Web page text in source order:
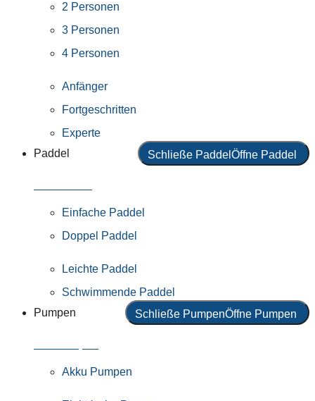
2 Personen
3 Personen
4 Personen
Anfänger
Fortgeschritten
Experte
Paddel
Schließe Paddel Öffne Paddel
Einfache Paddel
Doppel Paddel
Leichte Paddel
Schwimmende Paddel
Pumpen
Schließe PumpenÖffne Pumpen
Akku Pumpen